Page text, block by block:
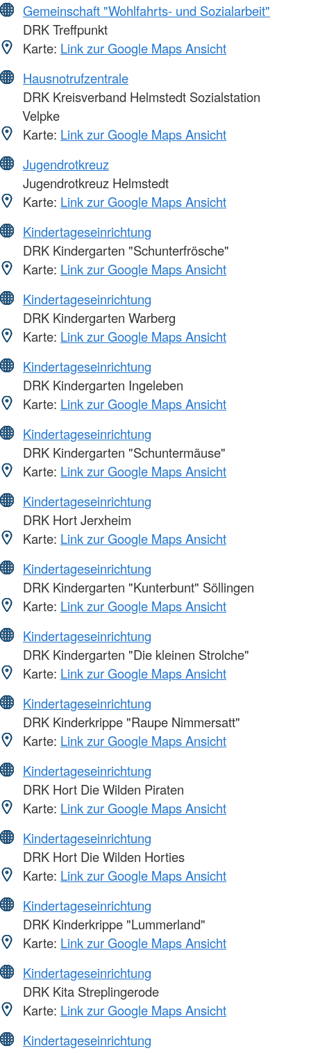
Gemeinschaft "Wohlfahrts- und Sozialarbeit"
DRK Treffpunkt
Karte: Link zur Google Maps Ansicht
Hausnotrufzentrale
DRK Kreisverband Helmstedt Sozialstation
Velpke
Karte: Link zur Google Maps Ansicht
Jugendrotkreuz
Jugendrotkreuz Helmstedt
Karte: Link zur Google Maps Ansicht
Kindertageseinrichtung
DRK Kindergarten "Schunterfrösche"
Karte: Link zur Google Maps Ansicht
Kindertageseinrichtung
DRK Kindergarten Warberg
Karte: Link zur Google Maps Ansicht
Kindertageseinrichtung
DRK Kindergarten Ingeleben
Karte: Link zur Google Maps Ansicht
Kindertageseinrichtung
DRK Kindergarten "Schuntermäuse"
Karte: Link zur Google Maps Ansicht
Kindertageseinrichtung
DRK Hort Jerxheim
Karte: Link zur Google Maps Ansicht
Kindertageseinrichtung
DRK Kindergarten "Kunterbunt" Söllingen
Karte: Link zur Google Maps Ansicht
Kindertageseinrichtung
DRK Kindergarten "Die kleinen Strolche"
Karte: Link zur Google Maps Ansicht
Kindertageseinrichtung
DRK Kinderkrippe "Raupe Nimmersatt"
Karte: Link zur Google Maps Ansicht
Kindertageseinrichtung
DRK Hort Die Wilden Piraten
Karte: Link zur Google Maps Ansicht
Kindertageseinrichtung
DRK Hort Die Wilden Horties
Karte: Link zur Google Maps Ansicht
Kindertageseinrichtung
DRK Kinderkrippe "Lummerland"
Karte: Link zur Google Maps Ansicht
Kindertageseinrichtung
DRK Kita Streplingerode
Karte: Link zur Google Maps Ansicht
Kindertageseinrichtung